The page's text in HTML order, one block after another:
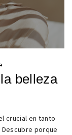
belleza
crucial en tanto
porque